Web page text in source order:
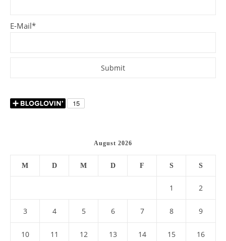
E-Mail*
August 2026
M D M D F S S
1 2
3 4 5 6 7 8 9
10 11 12 13 14 15 16